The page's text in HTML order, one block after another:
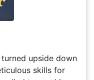
upside down
skills for